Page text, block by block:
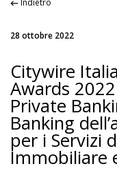
28 ottobre 2022
Citywire
Awards
Private
Banking
per i Servizi
Immobiliare